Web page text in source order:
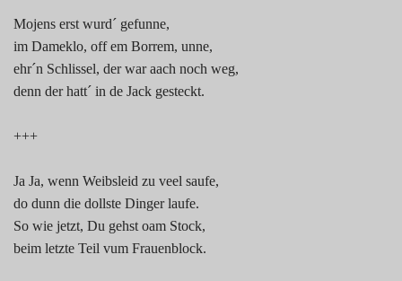
Mojens erst wurd´ gefunne,
im Dameklo, off em Borrem, unne,
ehr´n Schlissel, der war aach noch weg,
denn der hatt´ in de Jack gesteckt.
+++
Ja Ja, wenn Weibsleid zu veel saufe,
do dunn die dollste Dinger laufe.
So wie jetzt, Du gehst oam Stock,
beim letzte Teil vum Frauenblock.